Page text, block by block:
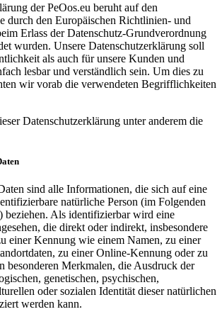
der PeOos.eu beruht auf den
durch den Europäischen Richtlinien- und
Erlass der Datenschutz-Grundverordnung
wurden. Unsere Datenschutzerklärung soll
als auch für unsere Kunden und
lesbar und verständlich sein. Um dies zu
wir vorab die verwendeten Begrifflichkeiten
Datenschutzerklärung unter anderem die
sind alle Informationen, die sich auf eine
natürliche Person (im Folgenden
beziehen. Als identifizierbar wird eine
die direkt oder indirekt, insbesondere
einer Kennung wie einem Namen, zu einer
zu einer Online-Kennung oder zu
besonderen Merkmalen, die Ausdruck der
genetischen, psychischen,
oder sozialen Identität dieser natürlichen
werden kann.